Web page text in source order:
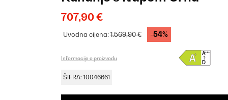
707,90 €
Uvodna cijena:1.569,90 € -54%
Informacije o proizvodu
ŠIFRA: 10046661